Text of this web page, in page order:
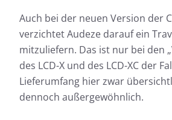
Auch bei der neuen Version der
verzichtet Audeze darauf ein
mitzuliefern. Das ist nur bei den
des LCD-X und des LCD-XC der
Lieferumfang hier zwar
dennoch außergewöhnlich.